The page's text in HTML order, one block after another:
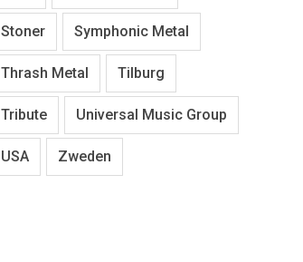
Stoner Symphonic Metal
Thrash Metal Tilburg
Tribute Universal Music Group
USA Zweden